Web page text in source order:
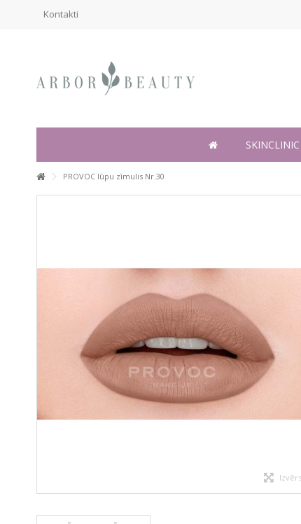
Kontakti
SKINCLINIC
PROVOC lūpu zīmulis Nr.30